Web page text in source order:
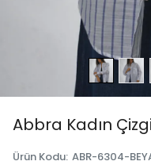
Abbra Kadın
Ürün Kodu: ABR-6304-